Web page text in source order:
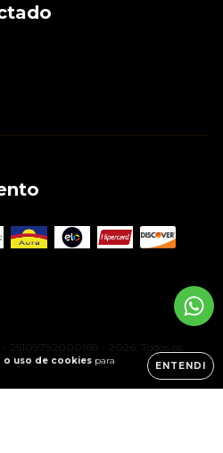
o uso de cookies para
ENTENDI
25109792000168 - 2026. Todos os